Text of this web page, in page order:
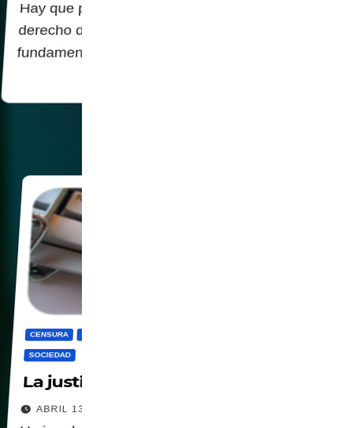
Hay que preguntarse: una vez desaparecido el
derecho de expresión… ¿qué derecho o libertad
fundamental será el próximo en caer?
CENSURA DIGITALIZACION
SOCIEDAD
La justicia legitimando el control
ABRIL 13, 2026